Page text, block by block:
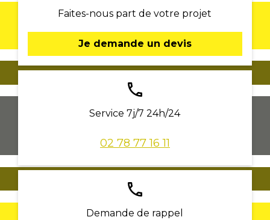
Faites-nous part de votre projet
Je demande un devis
phone
Service 7j/7 24h/24
02 78 77 16 11
phone
Demande de rappel